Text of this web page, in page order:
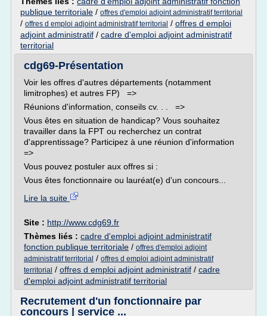
publique territoriale / offres d'emploi adjoint administratif territorial
/ offres d emploi adjoint administratif territorial / offres d emploi
adjoint administratif / cadre d'emploi adjoint administratif
territorial
cdg69-Présentation
Voir les offres d'autres départements (notamment
limitrophes) et autres FP) =>
Réunions d'information, conseils cv. . . =>
Vous êtes en situation de handicap? Vous souhaitez
travailler dans la FPT ou recherchez un contrat
d'apprentissage? Participez à une réunion d'information
=>
Vous pouvez postuler aux offres si :
Vous êtes fonctionnaire ou lauréat(e) d'un concours...
Lire la suite
Site : http://www.cdg69.fr
Thèmes liés : cadre d'emploi adjoint administratif
fonction publique territoriale / offres d'emploi adjoint
administratif territorial / offres d emploi adjoint administratif
territorial / offres d emploi adjoint administratif / cadre
d'emploi adjoint administratif territorial
Recrutement d'un fonctionnaire par
concours | service ...